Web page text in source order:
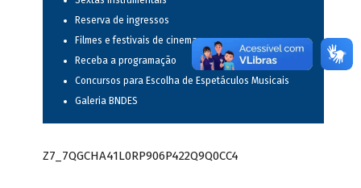
Reserva de ingressos
Filmes e festivais de cinema
Receba a programação
Concursos para Escolha de Espetáculos Musicais
Galeria BNDES
Z7_7QGCHA41L0RP906P422Q9Q0CC4